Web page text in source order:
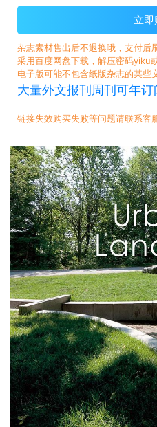
立
杂志素材售出后不退换哦，支付后
采用百度网盘下载，解压密码yiku
电子版可能不包含纸版杂志的某些
大量外文报刊周刊可年订
链接失效购买失败等问题请联系